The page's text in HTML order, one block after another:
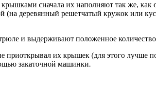
сначала их наполняют так же,
(на деревянный решетчатый кружок или
и выдерживают положенное
их крышек (для этого лучше
закаточной машинки.